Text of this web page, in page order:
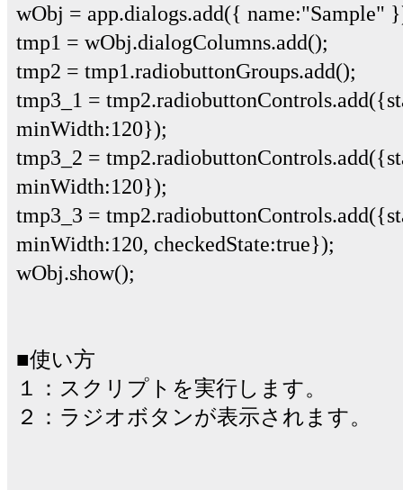
wObj = app.dialogs.add({ name:"Sample"
tmp1 = wObj.dialogColumns.add();
tmp2 = tmp1.radiobuttonGroups.add();
tmp3_1 =
minWidth:120});
tmp3_2 =
minWidth:120});
tmp3_3 =
minWidth:120, checkedState:true});
wObj.show();
■使い方
１：スクリプトを実行します。
２：ラジオボタンが表示されます。